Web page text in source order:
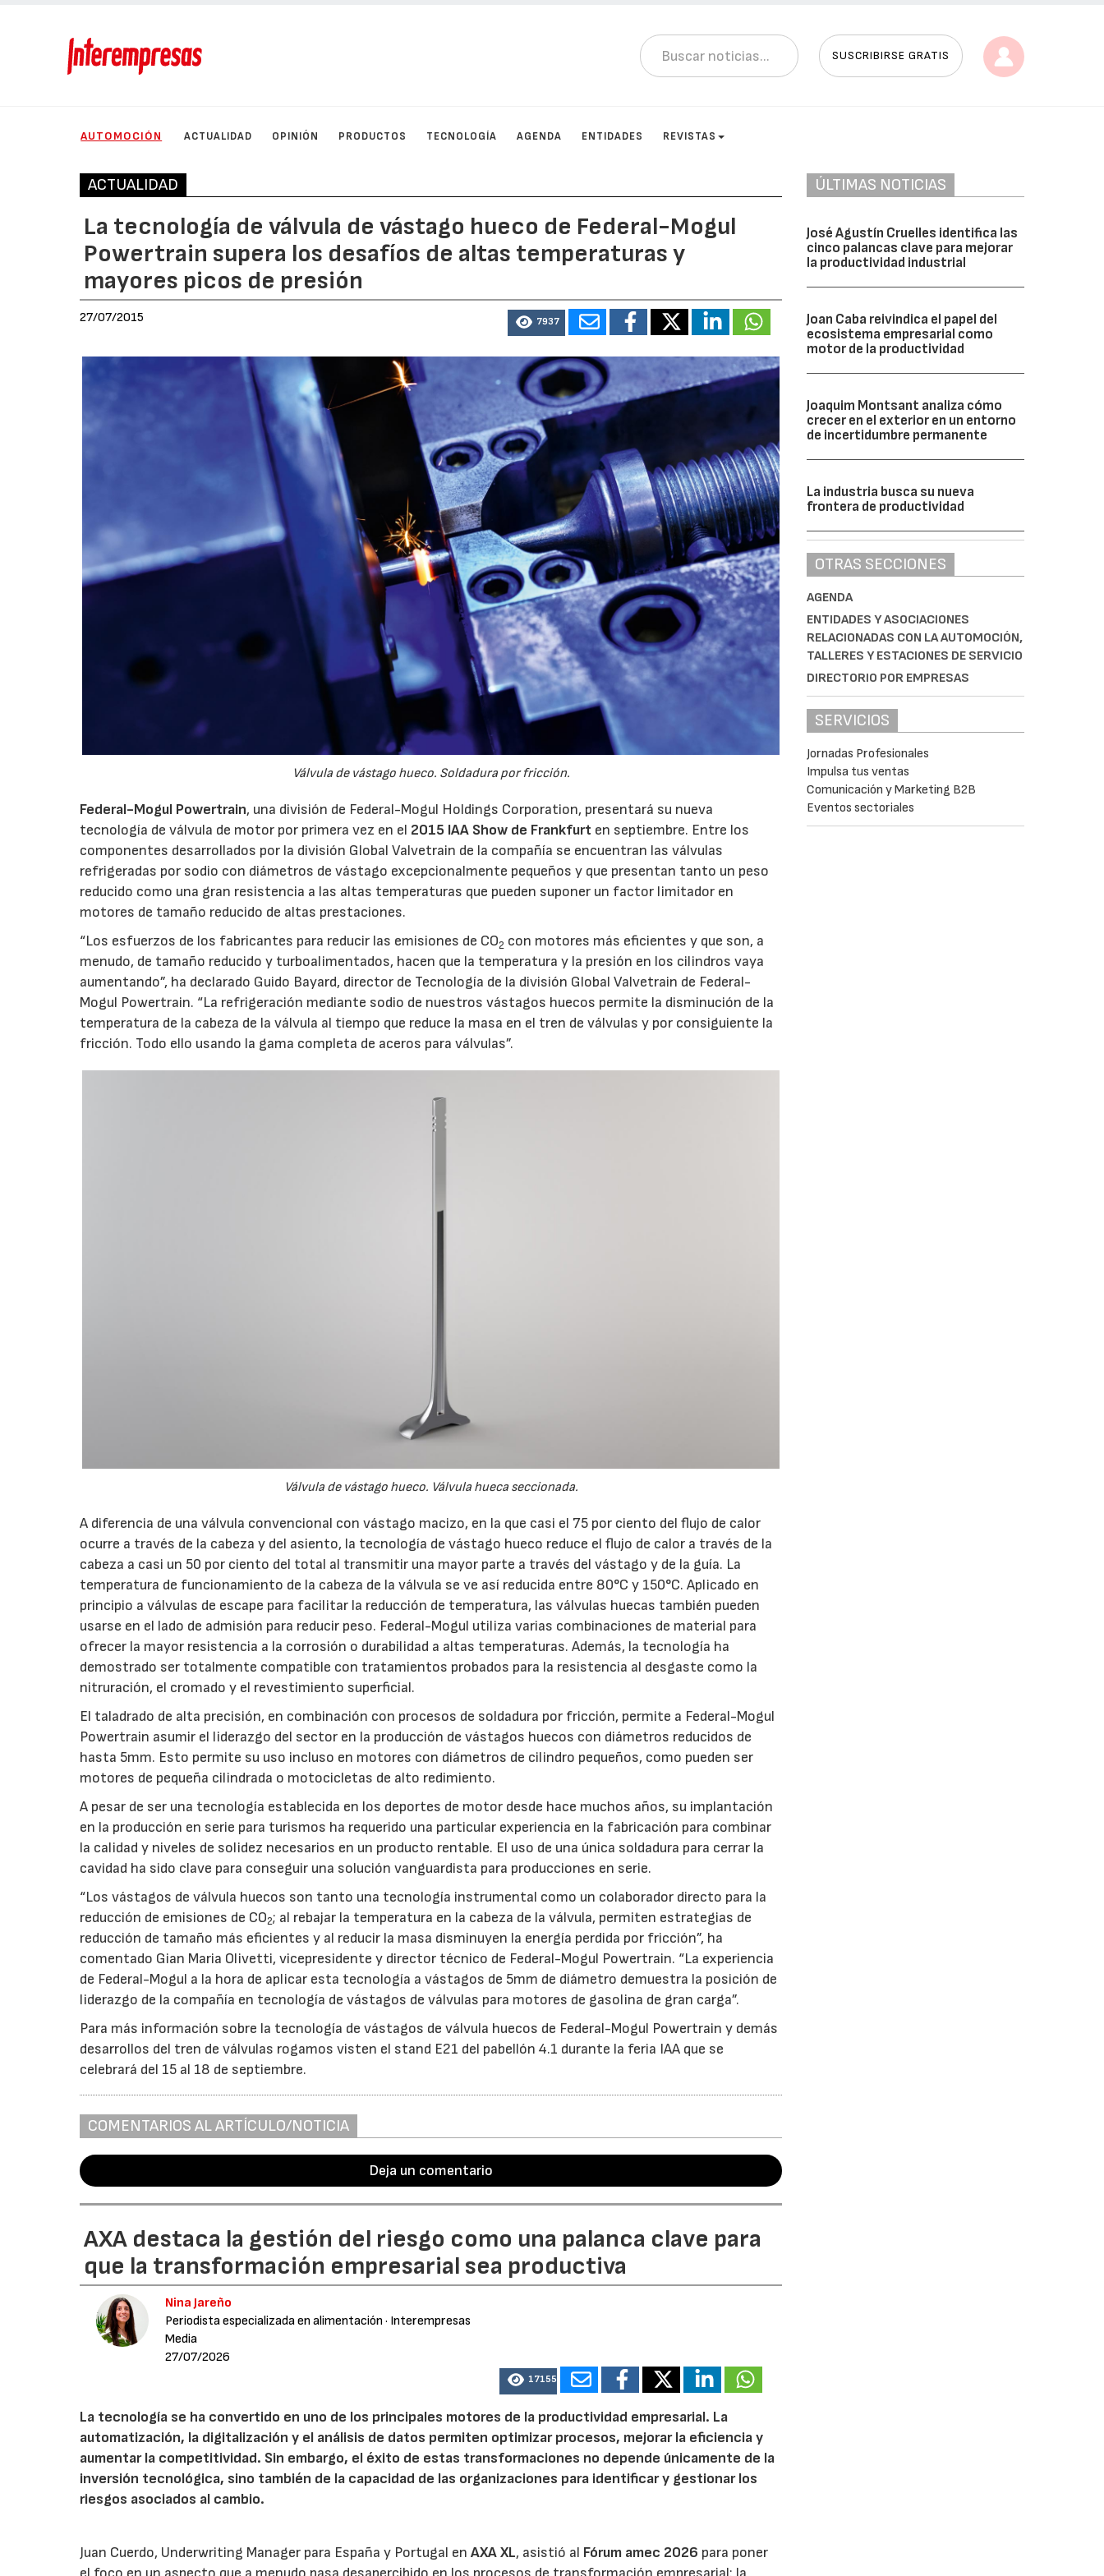
SUSCRIBIRSE GRATIS
AUTOMOCIÓN ACTUALIDAD OPINIÓN PRODUCTOS TECNOLOGÍA AGENDA ENTIDADES REVISTAS
ACTUALIDAD
La tecnología de válvula de vástago hueco de Federal-Mogul
Powertrain supera los desafíos de altas temperaturas y
mayores picos de presión
27/07/2015 7937
Válvula de vástago hueco. Soldadura por fricción.
Federal-Mogul Powertrain, una división de Federal-Mogul Holdings Corporation, presentará su nueva
tecnología de válvula de motor por primera vez en el 2015 IAA Show de Frankfurt en septiembre. Entre los
componentes desarrollados por la división Global Valvetrain de la compañía se encuentran las válvulas
refrigeradas por sodio con diámetros de vástago excepcionalmente pequeños y que presentan tanto un peso
reducido como una gran resistencia a las altas temperaturas que pueden suponer un factor limitador en
motores de tamaño reducido de altas prestaciones.
“Los esfuerzos de los fabricantes para reducir las emisiones de CO2 con motores más eficientes y que son, a
menudo, de tamaño reducido y turboalimentados, hacen que la temperatura y la presión en los cilindros vaya
aumentando”, ha declarado Guido Bayard, director de Tecnología de la división Global Valvetrain de Federal-
Mogul Powertrain. “La refrigeración mediante sodio de nuestros vástagos huecos permite la disminución de la
temperatura de la cabeza de la válvula al tiempo que reduce la masa en el tren de válvulas y por consiguiente la
fricción. Todo ello usando la gama completa de aceros para válvulas”.
Válvula de vástago hueco. Válvula hueca seccionada.
A diferencia de una válvula convencional con vástago macizo, en la que casi el 75 por ciento del flujo de calor
ocurre a través de la cabeza y del asiento, la tecnología de vástago hueco reduce el flujo de calor a través de la
cabeza a casi un 50 por ciento del total al transmitir una mayor parte a través del vástago y de la guía. La
temperatura de funcionamiento de la cabeza de la válvula se ve así reducida entre 80°C y 150°C. Aplicado en
principio a válvulas de escape para facilitar la reducción de temperatura, las válvulas huecas también pueden
usarse en el lado de admisión para reducir peso. Federal-Mogul utiliza varias combinaciones de material para
ofrecer la mayor resistencia a la corrosión o durabilidad a altas temperaturas. Además, la tecnología ha
demostrado ser totalmente compatible con tratamientos probados para la resistencia al desgaste como la
nitruración, el cromado y el revestimiento superficial.
El taladrado de alta precisión, en combinación con procesos de soldadura por fricción, permite a Federal-Mogul
Powertrain asumir el liderazgo del sector en la producción de vástagos huecos con diámetros reducidos de
hasta 5mm. Esto permite su uso incluso en motores con diámetros de cilindro pequeños, como pueden ser
motores de pequeña cilindrada o motocicletas de alto redimiento.
A pesar de ser una tecnología establecida en los deportes de motor desde hace muchos años, su implantación
en la producción en serie para turismos ha requerido una particular experiencia en la fabricación para combinar
la calidad y niveles de solidez necesarios en un producto rentable. El uso de una única soldadura para cerrar la
cavidad ha sido clave para conseguir una solución vanguardista para producciones en serie.
“Los vástagos de válvula huecos son tanto una tecnología instrumental como un colaborador directo para la
reducción de emisiones de CO2; al rebajar la temperatura en la cabeza de la válvula, permiten estrategias de
reducción de tamaño más eficientes y al reducir la masa disminuyen la energía perdida por fricción”, ha
comentado Gian Maria Olivetti, vicepresidente y director técnico de Federal-Mogul Powertrain. “La experiencia
de Federal-Mogul a la hora de aplicar esta tecnología a vástagos de 5mm de diámetro demuestra la posición de
liderazgo de la compañía en tecnología de vástagos de válvulas para motores de gasolina de gran carga”.
Para más información sobre la tecnología de vástagos de válvula huecos de Federal-Mogul Powertrain y demás
desarrollos del tren de válvulas rogamos visten el stand E21 del pabellón 4.1 durante la feria IAA que se
celebrará del 15 al 18 de septiembre.
COMENTARIOS AL ARTÍCULO/NOTICIA
Deja un comentario
AXA destaca la gestión del riesgo como una palanca clave para
que la transformación empresarial sea productiva
Nina Jareño
Periodista especializada en alimentación · Interempresas
Media
27/07/2026
17155
La tecnología se ha convertido en uno de los principales motores de la productividad empresarial. La
automatización, la digitalización y el análisis de datos permiten optimizar procesos, mejorar la eficiencia y
aumentar la competitividad. Sin embargo, el éxito de estas transformaciones no depende únicamente de la
inversión tecnológica, sino también de la capacidad de las organizaciones para identificar y gestionar los
riesgos asociados al cambio.
Juan Cuerdo, Underwriting Manager para España y Portugal enAXA XL, asistió al Fórum amec 2026 para poner
ÚLTIMAS NOTICIAS
José Agustín Cruelles identifica las
cinco palancas clave para mejorar
la productividad industrial
Joan Caba reivindica el papel del
ecosistema empresarial como
motor de la productividad
Joaquim Montsant analiza cómo
crecer en el exterior en un entorno
de incertidumbre permanente
La industria busca su nueva
frontera de productividad
OTRAS SECCIONES
AGENDA
ENTIDADES Y ASOCIACIONES
RELACIONADAS CON LA AUTOMOCIÓN,
TALLERES Y ESTACIONES DE SERVICIO
DIRECTORIO POR EMPRESAS
SERVICIOS
Jornadas Profesionales
Impulsa tus ventas
Comunicación y Marketing B2B
Eventos sectoriales